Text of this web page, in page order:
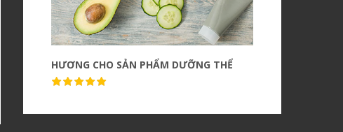
HƯƠNG CHO SẢN PHẨM DƯỠNG THỂ